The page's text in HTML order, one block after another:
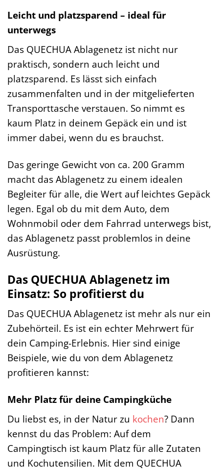
Leicht und platzsparend – ideal für
unterwegs
Das QUECHUA Ablagenetz ist nicht nur
praktisch, sondern auch leicht und
platzsparend. Es lässt sich einfach
zusammenfalten und in der mitgelieferten
Transporttasche verstauen. So nimmt es
kaum Platz in deinem Gepäck ein und ist
immer dabei, wenn du es brauchst.
Das geringe Gewicht von ca. 200 Gramm
macht das Ablagenetz zu einem idealen
Begleiter für alle, die Wert auf leichtes Gepäck
legen. Egal ob du mit dem Auto, dem
Wohnmobil oder dem Fahrrad unterwegs bist,
das Ablagenetz passt problemlos in deine
Ausrüstung.
Das QUECHUA Ablagenetz im
Einsatz: So profitierst du
Das QUECHUA Ablagenetz ist mehr als nur ein
Zubehörteil. Es ist ein echter Mehrwert für
dein Camping-Erlebnis. Hier sind einige
Beispiele, wie du von dem Ablagenetz
profitieren kannst:
Mehr Platz für deine Campingküche
Du liebst es, in der Natur zu kochen? Dann
kennst du das Problem: Auf dem
Campingtisch ist kaum Platz für alle Zutaten
und Kochutensilien. Mit dem QUECHUA